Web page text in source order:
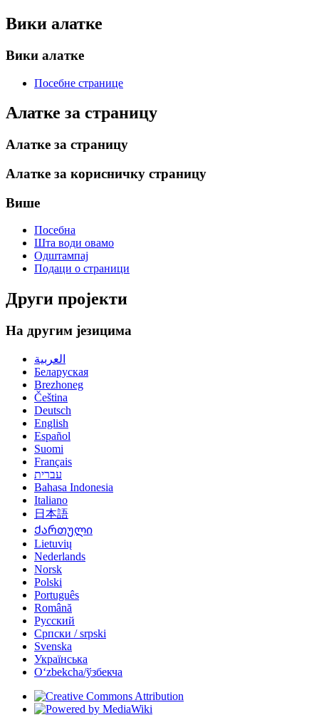
Вики алатке
Вики алатке
Посебне странице
Алатке за страницу
Алатке за страницу
Алатке за корисничку страницу
Више
Посебна
Шта води овамо
Одштампај
Подаци о страници
Други пројекти
На другим језицима
العربية
Беларуская
Brezhoneg
Čeština
Deutsch
English
Español
Suomi
Français
עברית
Bahasa Indonesia
Italiano
日本語
Ქართული
Lietuvių
Nederlands
Norsk
Polski
Português
Română
Русский
Српски / srpski
Svenska
Українська
Oʻzbekcha/ўзбекча